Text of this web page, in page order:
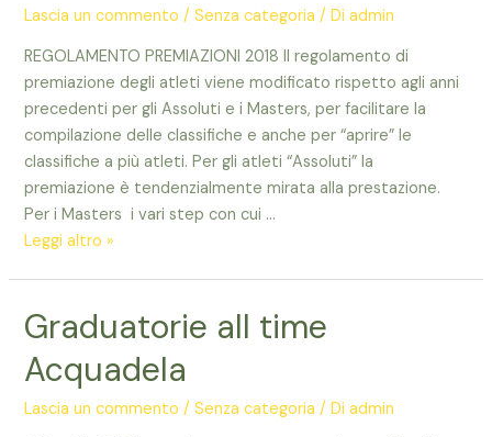
Lascia un commento /Senza categoria / Diadmin
REGOLAMENTO PREMIAZIONI 2018 Il regolamento di
premiazione degli atleti viene modificato rispetto agli anni
precedenti per gli Assoluti e i Masters, per facilitare la
compilazione delle classifiche e anche per “aprire” le
classifiche a più atleti. Per gli atleti “Assoluti” la
premiazione è tendenzialmente mirata alla prestazione.
Per i Masters i vari step con cui …
I
classifiche
sociali
2018
Leggi altro »
Graduatorie all time
Acquadela
Lascia un commento /Senza categoria / Diadmin